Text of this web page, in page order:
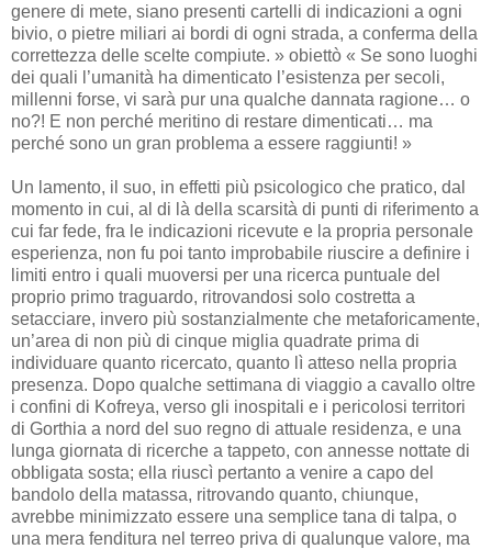
genere di mete, siano presenti cartelli di indicazioni a ogni
bivio, o pietre miliari ai bordi di ogni strada, a conferma della
correttezza delle scelte compiute. » obiettò « Se sono luoghi
dei quali l’umanità ha dimenticato l’esistenza per secoli,
millenni forse, vi sarà pur una qualche dannata ragione… o
no?! E non perché meritino di restare dimenticati… ma
perché sono un gran problema a essere raggiunti! »
Un lamento, il suo, in effetti più psicologico che pratico, dal
momento in cui, al di là della scarsità di punti di riferimento a
cui far fede, fra le indicazioni ricevute e la propria personale
esperienza, non fu poi tanto improbabile riuscire a definire i
limiti entro i quali muoversi per una ricerca puntuale del
proprio primo traguardo, ritrovandosi solo costretta a
setacciare, invero più sostanzialmente che metaforicamente,
un’area di non più di cinque miglia quadrate prima di
individuare quanto ricercato, quanto lì atteso nella propria
presenza. Dopo qualche settimana di viaggio a cavallo oltre
i confini di Kofreya, verso gli inospitali e i pericolosi territori
di Gorthia a nord del suo regno di attuale residenza, e una
lunga giornata di ricerche a tappeto, con annesse nottate di
obbligata sosta; ella riuscì pertanto a venire a capo del
bandolo della matassa, ritrovando quanto, chiunque,
avrebbe minimizzato essere una semplice tana di talpa, o
una mera fenditura nel terreo priva di qualunque valore, ma